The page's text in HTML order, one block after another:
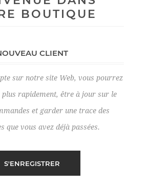
BOUTIQUE
CLIENT
sur notre site Web, vous pourrez
plus rapidement, être à jour sur le
et garder une trace des
que vous avez déjà passées.